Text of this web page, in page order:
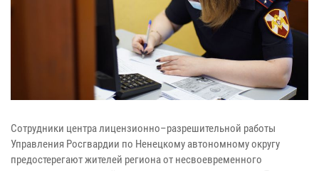
Сотрудники центра лицензионно–разрешительной работы
Управления Росгвардии по Ненецкому автономному округу
предостерегают жителей региона от несвоевременного